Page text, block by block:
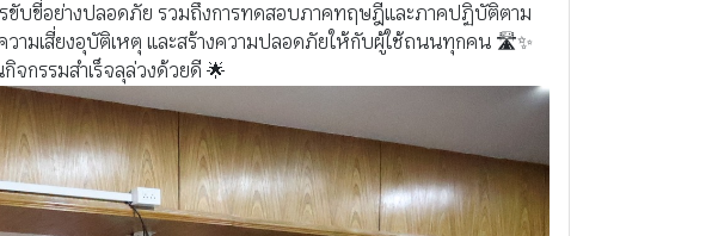
รขับขี่อย่างปลอดภัย รวมถึงการทดสอบภาคทฤษฎีและภาคปฏิบัติตาม
วามเสี่ยงอุบัติเหตุ และสร้างความปลอดภัยให้กับผู้ใช้ถนนทุกคน 🛣️✨
กรรมสำเร็จลุล่วงด้วยดี 🌟